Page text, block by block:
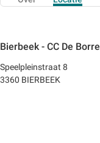
Bierbeek - CC De Borre
Speelpleinstraat 8
3360 BIERBEEK